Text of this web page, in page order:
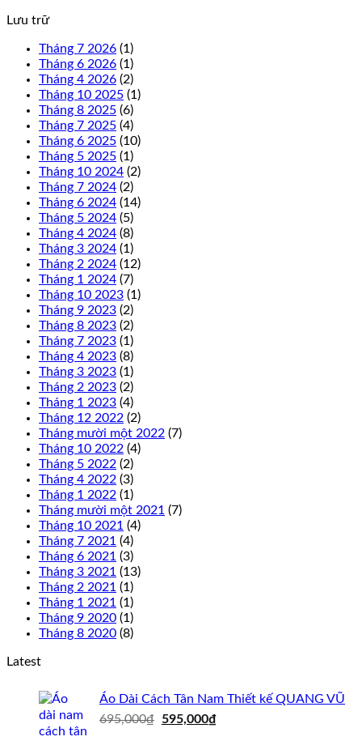
Lưu trữ
Tháng 7 2026 (1)
Tháng 6 2026 (1)
Tháng 4 2026 (2)
Tháng 10 2025 (1)
Tháng 8 2025 (6)
Tháng 7 2025 (4)
Tháng 6 2025 (10)
Tháng 5 2025 (1)
Tháng 10 2024 (2)
Tháng 7 2024 (2)
Tháng 6 2024 (14)
Tháng 5 2024 (5)
Tháng 4 2024 (8)
Tháng 3 2024 (1)
Tháng 2 2024 (12)
Tháng 1 2024 (7)
Tháng 10 2023 (1)
Tháng 9 2023 (2)
Tháng 8 2023 (2)
Tháng 7 2023 (1)
Tháng 4 2023 (8)
Tháng 3 2023 (1)
Tháng 2 2023 (2)
Tháng 1 2023 (4)
Tháng 12 2022 (2)
Tháng mười một 2022 (7)
Tháng 10 2022 (4)
Tháng 5 2022 (2)
Tháng 4 2022 (3)
Tháng 1 2022 (1)
Tháng mười một 2021 (7)
Tháng 10 2021 (4)
Tháng 7 2021 (4)
Tháng 6 2021 (3)
Tháng 3 2021 (13)
Tháng 2 2021 (1)
Tháng 1 2021 (1)
Tháng 9 2020 (1)
Tháng 8 2020 (8)
Latest
Áo Dài Cách Tân Nam Thiết kế QUANG VŨ
695,000₫
Giá
595,000₫Giá